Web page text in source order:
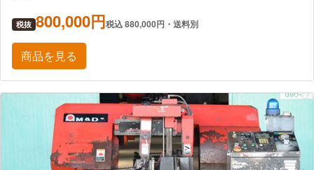
税抜 800,000円税込 880,000円・送料別
商品を見る